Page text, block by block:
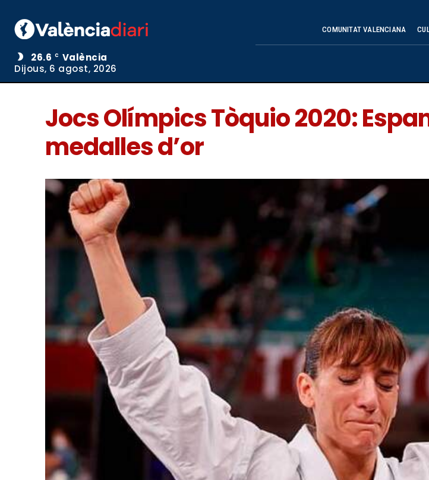
26.6 C
València
Dijous, 6 agost, 2026
COMUNITAT VALENCIANA
Jocs Olímpics Tòquio 2020:
medalles d’or